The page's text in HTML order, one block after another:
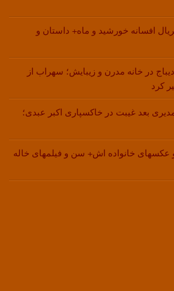
افسانه خورشید و ماه+ داستان و
در خانه مدرن و زیبایش؛ سهراب از
کرد
بعد غیبت در خاکسپاری اکبر عبدی؛
عکسهای خانواده اش+ سن و فیلمهای خاله